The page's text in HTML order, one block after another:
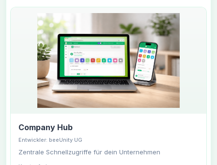
Company Hub
Entwickler: beeUnity UG
Zentrale Schnellzugriffe für dein Unternehmen